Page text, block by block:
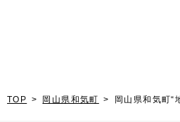
TOP 岡山県和気町 岡山県和気町“